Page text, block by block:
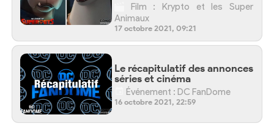
Film : Krypto et les Super
Animaux
17 octobre 2021, 09:21
Le récapitulatif des annonces
séries et cinéma
Événement : DC FanDome
16 octobre 2021, 22:59